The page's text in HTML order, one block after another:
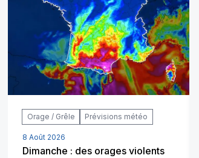
Orage / Grêle Prévisions météo
8 Août 2026
Dimanche : des orages violents